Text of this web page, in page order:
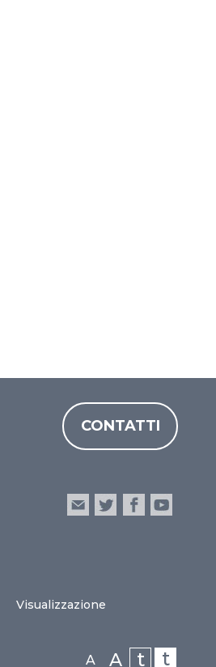
CONTATTI
Visualizzazione
A A t t